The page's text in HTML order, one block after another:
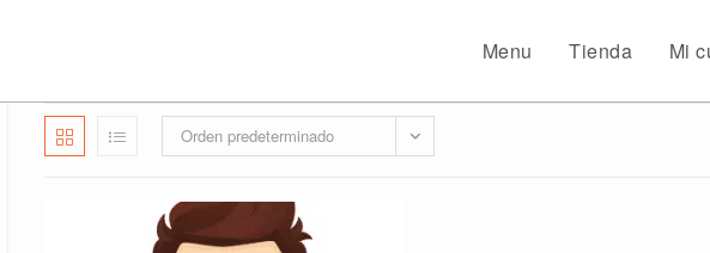
Menu Tienda Mi
Orden predeterminado